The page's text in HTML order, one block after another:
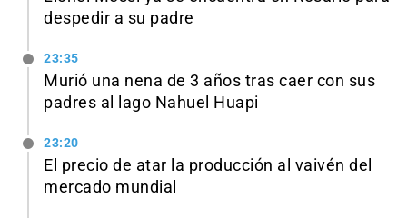
despedir a su padre
23:35
Murió una nena de 3 años tras caer con sus
padres al lago Nahuel Huapi
23:20
El precio de atar la producción al vaivén del
mercado mundial